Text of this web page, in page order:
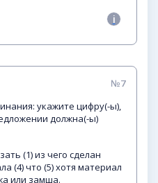
№7
укажите цифру(-ы),
должна(-ы)
(1) из чего сделан
(4) что (5) хотя материал
или замша.